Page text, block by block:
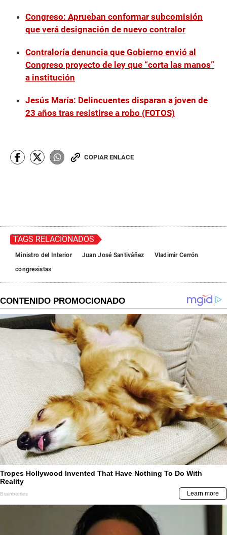
Congreso: Aprueban conformar subcomisión
que verá designación de nuevo contralor
Contraloría denuncia que Gobierno envió al
Congreso proyecto de ley que “corta las manos”
a institución
Jesús María: Delincuentes disparan a joven de
23 años tras resistirse a robo (FOTOS)
COPIAR ENLACE
TAGS RELACIONADOS
Ministro del Interior Juan José Santiváñez
Vladimir Cerrón
congresistas